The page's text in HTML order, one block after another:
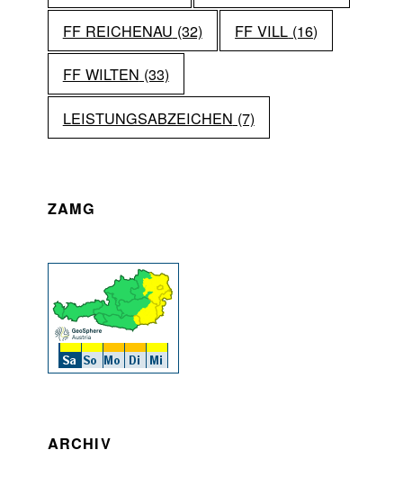
FF REICHENAU (32) FF VILL (16)
FF WILTEN (33)
LEISTUNGSABZEICHEN (7)
ZAMG
ARCHIV